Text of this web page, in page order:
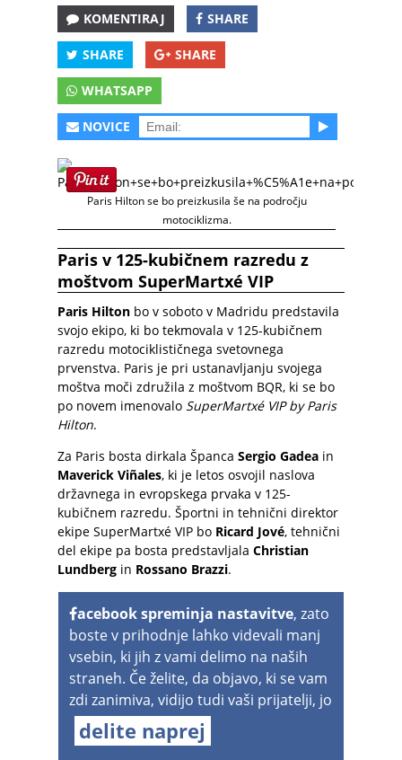
KOMENTIRAJ SHARE
SHARE SHARE
WHATSAPP
NOVICE
Paris Hilton se bo preizkusila še na področju
motociklizma.
Paris v 125-kubičnem razredu z
moštvom SuperMartxé VIP
Paris Hilton bo v soboto v Madridu predstavila
svojo ekipo, ki bo tekmovala v 125-kubičnem
razredu motociklističnega svetovnega
prvenstva. Paris je pri ustanavljanju svojega
moštva moči združila z moštvom BQR, ki se bo
po novem imenovalo SuperMartxé VIP by Paris
Hilton.
Za Paris bosta dirkala Španca Sergio Gadea in
Maverick Viñales, ki je letos osvojil naslova
državnega in evropskega prvaka v 125-
kubičnem razredu. Športni in tehnični direktor
ekipe SuperMartxé VIP bo Ricard Jové, tehnični
del ekipe pa bosta predstavljala Christian
Lundberg in Rossano Brazzi.
acebook spreminja nastavitve, zato
boste v prihodnje lahko videvali manj
vsebin, ki jih z vami delimo na naših
straneh. Če želite, da objavo, ki se vam
zdi zanimiva, vidijo tudi vaši prijatelji, jo
delite naprej